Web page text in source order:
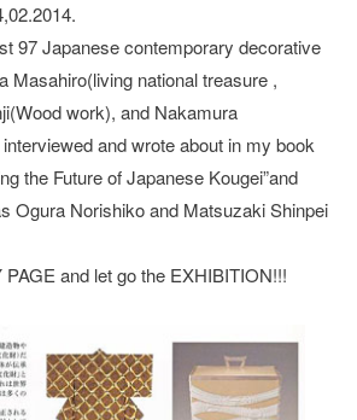
97 Japanese contemporary decorative
Masahiro(living national treasure ,
work), and Nakamura
and wrote about in my book
the Future of Japanese Kougei”and
Ogura Norishiko and Matsuzaki Shinpei
and let go the EXHIBITION!!!